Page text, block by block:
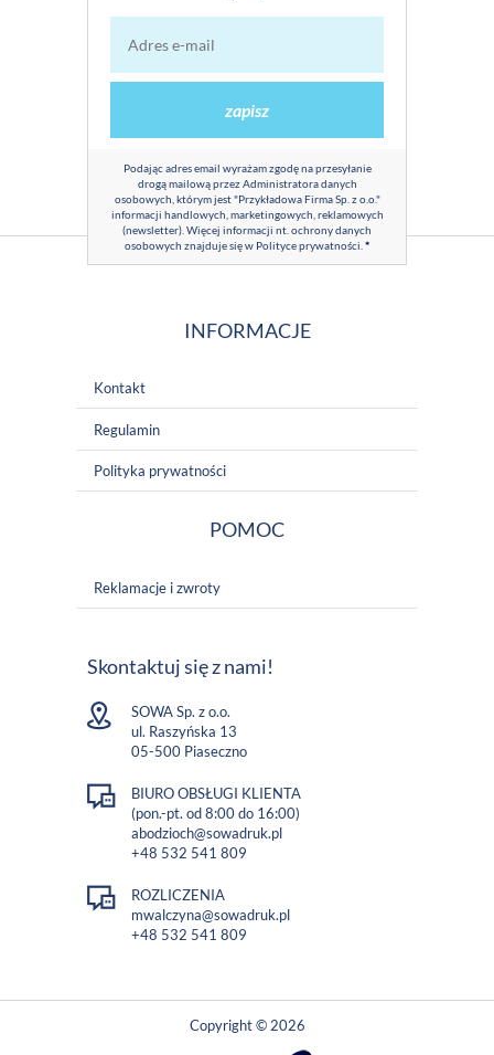
zapisz
Podając adres email wyrażam zgodę na przesyłanie
drogą mailową przez Administratora danych
osobowych, którym jest "Przykładowa Firma Sp. z o.o."
informacji handlowych, marketingowych, reklamowych
(newsletter). Więcej informacji nt. ochrony danych
osobowych znajduje się w Polityce prywatności *
INFORMACJE
Kontakt
Regulamin
Polityka prywatności
POMOC
Reklamacje i zwroty
Skontaktuj się z nami!
SOWA Sp. z o.o.
ul. Raszyńska 13
05-500 Piaseczno
BIURO OBSŁUGI KLIENTA
(pon.-pt. od 8:00 do 16:00)
abodzioch@sowadruk.pl
+48 532 541 809
ROZLICZENIA
mwalczyna@sowadruk.pl
+48 532 541 809
Copyright © 2026